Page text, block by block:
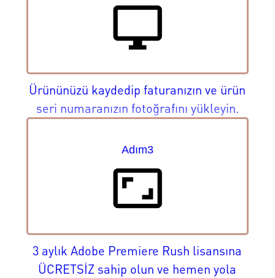
desktop_windows
Ürününüzü kaydedip faturanızın ve ürün
seri numaranızın fotoğrafını yükleyin.
Adım3
aspect_ratio
3 aylık Adobe Premiere Rush lisansına
ÜCRETSİZ sahip olun ve hemen yola